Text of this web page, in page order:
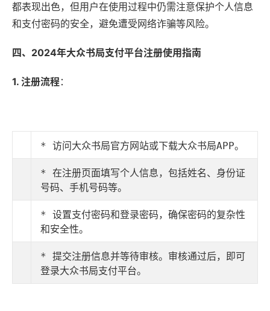
都表现出色，但用户在使用过程中仍需注意保护个人信息
和支付密码的安全，避免遭受网络诈骗等风险。
四、2024年大众书局支付平台注册使用指南
1. 注册流程：
* 访问大众书局官方网站或下载大众书局APP。
* 在注册页面填写个人信息，包括姓名、身份证
号码、手机号码等。
* 设置支付密码和登录密码，确保密码的复杂性
和安全性。
* 提交注册信息并等待审核。审核通过后，即可
登录大众书局支付平台。